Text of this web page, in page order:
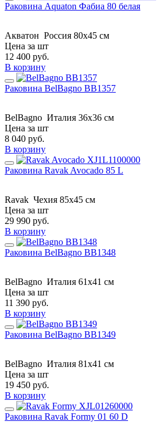
Раковина Aquaton Фабиа 80 белая
Акватон Россия 80x45 см
Цена за шт
12 400 руб.
В корзину
Раковина BelBagno BB1357
BelBagno Италия 36x36 см
Цена за шт
8 040 руб.
В корзину
Раковина Ravak Avocado 85 L
Ravak Чехия 85x45 см
Цена за шт
29 990 руб.
В корзину
Раковина BelBagno BB1348
BelBagno Италия 61x41 см
Цена за шт
11 390 руб.
В корзину
Раковина BelBagno BB1349
BelBagno Италия 81x41 см
Цена за шт
19 450 руб.
В корзину
Раковина Ravak Formy 01 60 D